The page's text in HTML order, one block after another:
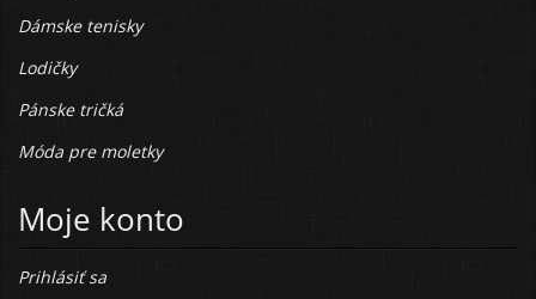
Dámske tenisky
Lodičky
Pánske tričká
Móda pre moletky
Moje konto
Prihlásiť sa